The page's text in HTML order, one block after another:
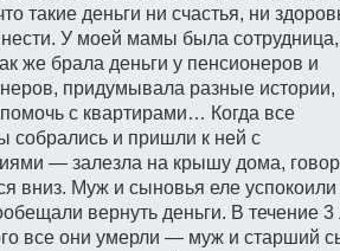
такие деньги ни счастья, ни
У моей мамы была сотрудница,
же брала деньги у пенсионеров и
придумывала разные истории,
с квартирами… Когда все
собрались и пришли к ней с
— залезла на крышу дома,
вниз. Муж и сыновья еле успокоили
вернуть деньги. В течение 3
все они умерли — муж и старший